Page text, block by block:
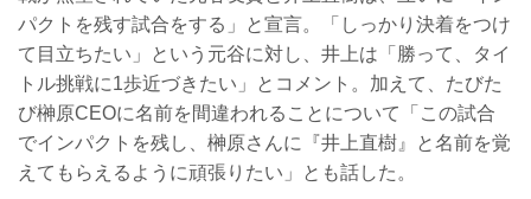
パクトを残す試合をする」と宣言。「しっかり決着をつけ
て目立ちたい」という元谷に対し、井上は「勝って、タイ
トル挑戦に1歩近づきたい」とコメント。加えて、たびた
び榊原CEOに名前を間違われることについて「この試合
でインパクトを残し、榊原さんに『井上直樹』と名前を覚
えてもらえるように頑張りたい」とも話した。